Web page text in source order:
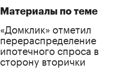
Материалы по теме
«Домклик» отметил
перераспределение
ипотечного спроса в
сторону вторички